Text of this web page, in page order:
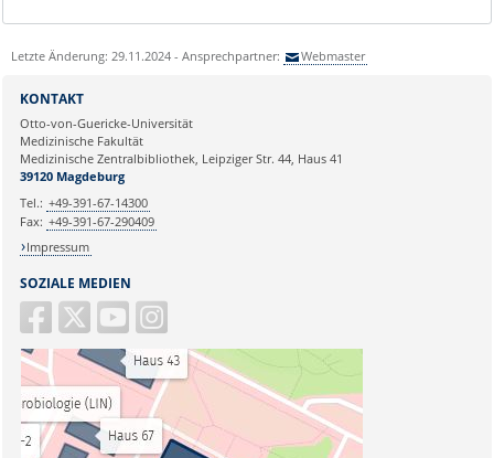
Letzte Änderung: 29.11.2024 - Ansprechpartner: Webmaster
SOZIALE MEDIEN
KONTAKT
Otto-von-Guericke-Universität
Medizinische Fakultät
Medizinische Zentralbibliothek, Leipziger Str. 44, Haus 41
39120 Magdeburg
Tel.: +49-391-67-14300
Fax: +49-391-67-290409
Impressum